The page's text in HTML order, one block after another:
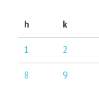
h
k
1 2
8 9